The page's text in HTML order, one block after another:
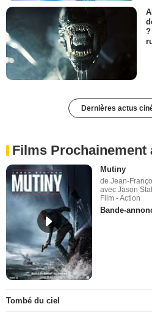
Dernières actus
Films Prochainement
Mutiny
de Jean-
avec Jason
Film - Action
Bande-
Tombé du ciel